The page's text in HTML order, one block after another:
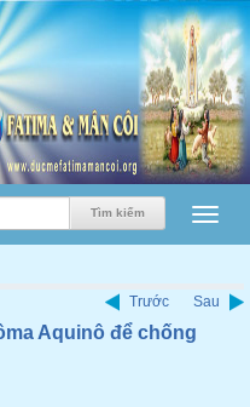
Trước Sau
Aquinô để chống